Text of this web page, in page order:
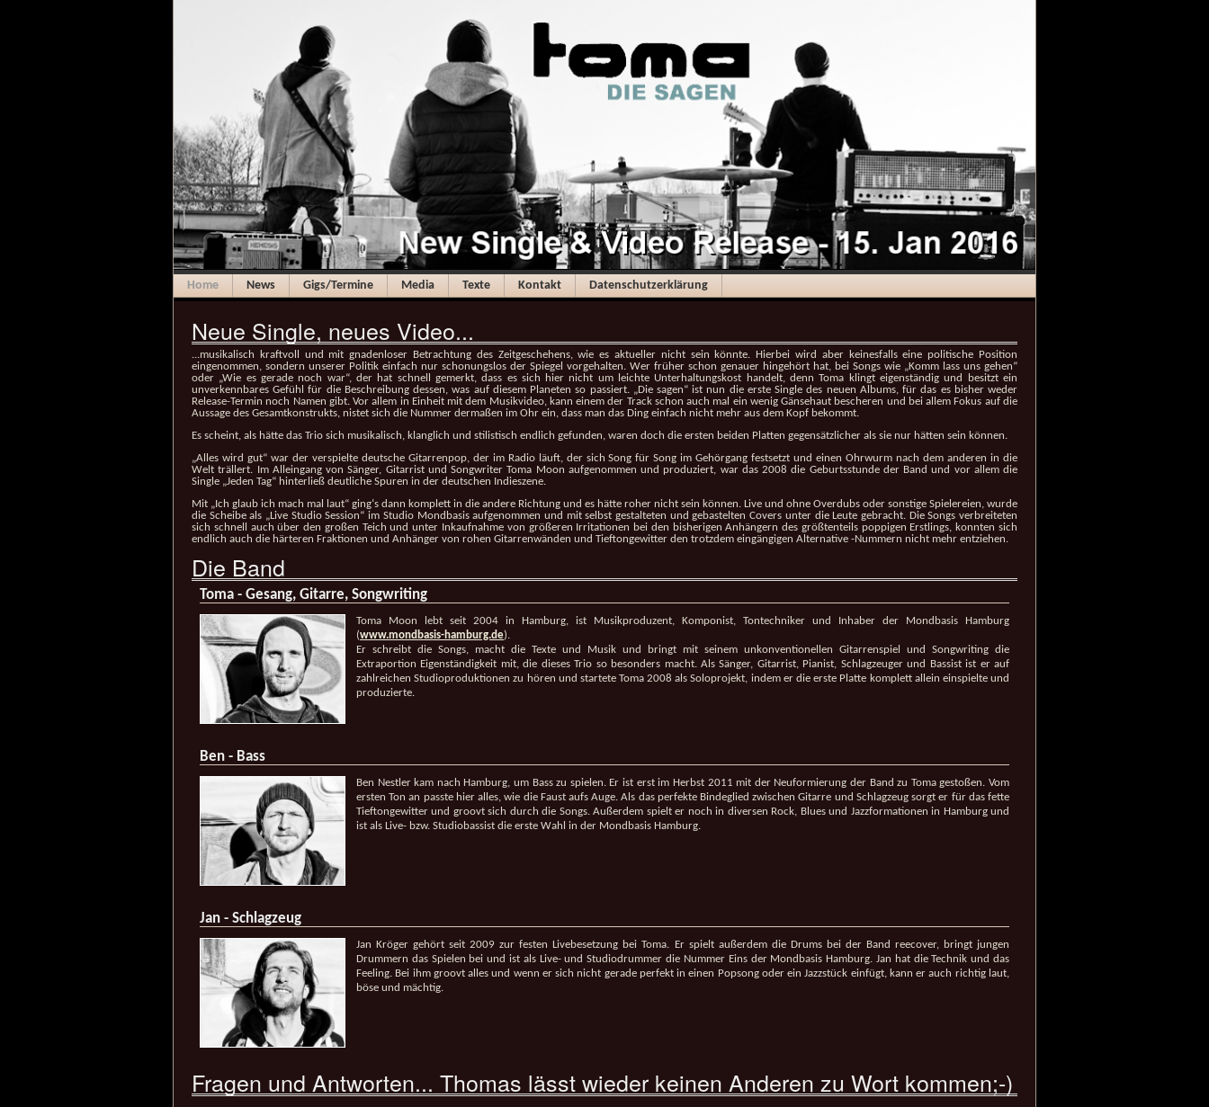
Navigation
überspringen
Home News Gigs/Termine Media Texte Kontakt Datenschutzerklärung
Neue Single, neues Video...
...musikalisch kraftvoll und mit gnadenloser Betrachtung des Zeitgeschehens, wie es aktueller nicht sein könnte. Hierbei wird aber keinesfalls eine politische Position
eingenommen, sondern unserer Politik einfach nur schonungslos der Spiegel vorgehalten. Wer früher schon genauer hingehört hat, bei Songs wie „Komm lass uns gehen“
oder „Wie es gerade noch war“, der hat schnell gemerkt, dass es sich hier nicht um leichte Unterhaltungskost handelt, denn Toma klingt eigenständig und besitzt ein
unverkennbares Gefühl für die Beschreibung dessen, was auf diesem Planeten so passiert. „Die sagen“ ist nun die erste Single des neuen Albums, für das es bisher weder
Release-Termin noch Namen gibt. Vor allem in Einheit mit dem Musikvideo, kann einem der Track schon auch mal ein wenig Gänsehaut bescheren und bei allem Fokus auf die
Aussage des Gesamtkonstrukts, nistet sich die Nummer dermaßen im Ohr ein, dass man das Ding einfach nicht mehr aus dem Kopf bekommt.
Es scheint, als hätte das Trio sich musikalisch, klanglich und stilistisch endlich gefunden, waren doch die ersten beiden Platten gegensätzlicher als sie nur hätten sein können.
„Alles wird gut“ war der verspielte deutsche Gitarrenpop, der im Radio läuft, der sich Song für Song im Gehörgang festsetzt und einen Ohrwurm nach dem anderen in die
Welt trällert. Im Alleingang von Sänger, Gitarrist und Songwriter Toma Moon aufgenommen und produziert, war das 2008 die Geburtsstunde der Band und vor allem die
Single „Jeden Tag“ hinterließ deutliche Spuren in der deutschen Indieszene.
Mit „Ich glaub ich mach mal laut“ ging‘s dann komplett in die andere Richtung und es hätte roher nicht sein können. Live und ohne Overdubs oder sonstige Spielereien, wurde
die Scheibe als „Live Studio Session“ im Studio Mondbasis aufgenommen und mit selbst gestalteten und gebastelten Covers unter die Leute gebracht. Die Songs verbreiteten
sich schnell auch über den großen Teich und unter Inkaufnahme von größeren Irritationen bei den bisherigen Anhängern des größtenteils poppigen Erstlings, konnten sich
endlich auch die härteren Fraktionen und Anhänger von rohen Gitarrenwänden und Tieftongewitter den trotzdem eingängigen Alternative -Nummern nicht mehr entziehen.
Die Band
Toma - Gesang, Gitarre, Songwriting
Toma Moon lebt seit 2004 in Hamburg, ist Musikproduzent, Komponist, Tontechniker und Inhaber der Mondbasis Hamburg
(www.mondbasis-hamburg.de).
Er schreibt die Songs, macht die Texte und Musik und bringt mit seinem unkonventionellen Gitarrenspiel und Songwriting die
Extraportion Eigenständigkeit mit, die dieses Trio so besonders macht. Als Sänger, Gitarrist, Pianist, Schlagzeuger und Bassist ist er auf
zahlreichen Studioproduktionen zu hören und startete Toma 2008 als Soloprojekt, indem er die erste Platte komplett allein einspielte und
produzierte.
Ben - Bass
Ben Nestler kam nach Hamburg, um Bass zu spielen. Er ist erst im Herbst 2011 mit der Neuformierung der Band zu Toma gestoßen. Vom
ersten Ton an passte hier alles, wie die Faust aufs Auge. Als das perfekte Bindeglied zwischen Gitarre und Schlagzeug sorgt er für das fette
Tieftongewitter und groovt sich durch die Songs. Außerdem spielt er noch in diversen Rock, Blues und Jazzformationen in Hamburg und
ist als Live- bzw. Studiobassist die erste Wahl in der Mondbasis Hamburg.
Jan - Schlagzeug
Jan Kröger gehört seit 2009 zur festen Livebesetzung bei Toma. Er spielt außerdem die Drums bei der Band reecover, bringt jungen
Drummern das Spielen bei und ist als Live- und Studiodrummer die Nummer Eins der Mondbasis Hamburg. Jan hat die Technik und das
Feeling. Bei ihm groovt alles und wenn er sich nicht gerade perfekt in einen Popsong oder ein Jazzstück einfügt, kann er auch richtig laut,
böse und mächtig.
Fragen und Antworten... Thomas lässt wieder keinen Anderen zu Wort kommen;-)